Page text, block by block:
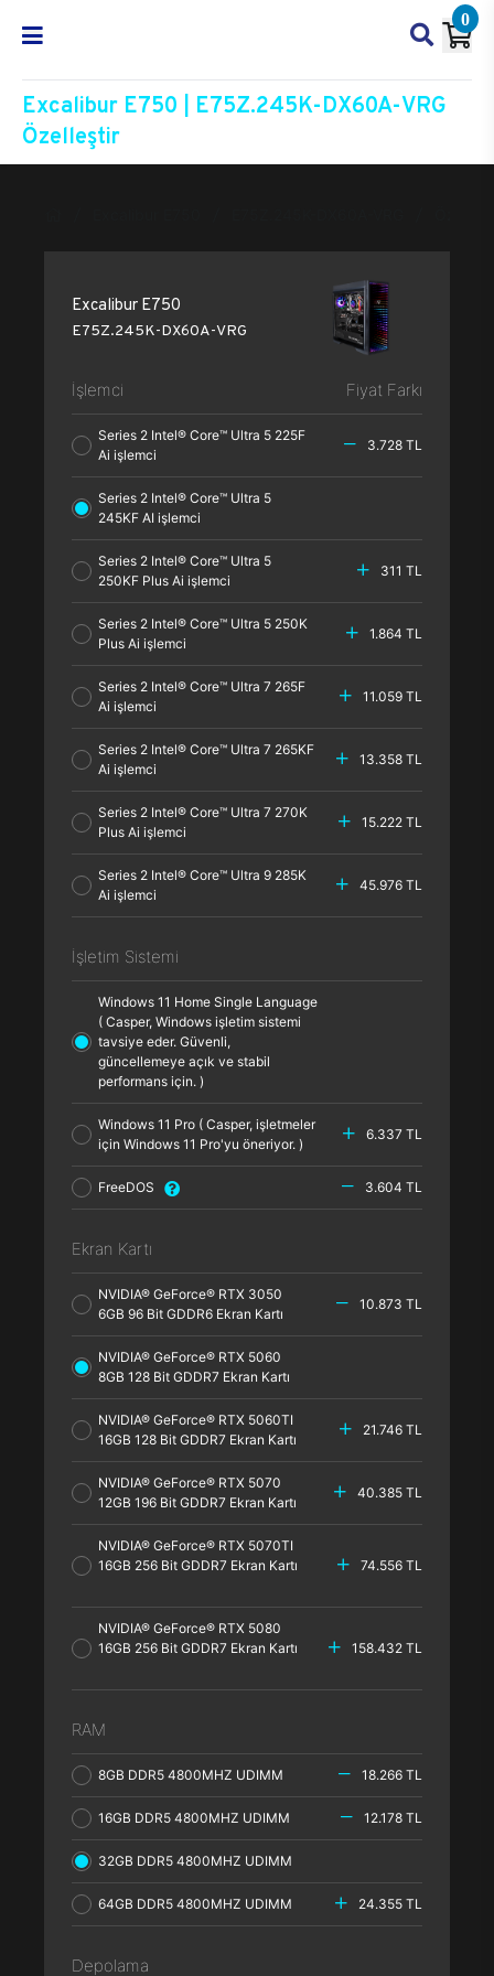
0
Excalibur E750 | E75Z.245K-DX60A-VRG
Özelleştir
Excalibur E750
E75Z.245K-DX60A-VRG
İşlemci Fiyat Farkı
Series 2 Intel® Core™ Ultra 5 225F
Ai işlemci
3.728 TL
Series 2 Intel® Core™ Ultra 5
245KF AI işlemci
Series 2 Intel® Core™ Ultra 5
250KF Plus Ai işlemci
311 TL
Series 2 Intel® Core™ Ultra 5 250K
Plus Ai işlemci
1.864 TL
Series 2 Intel® Core™ Ultra 7 265F
Ai işlemci
11.059 TL
Series 2 Intel® Core™ Ultra 7 265KF
Ai işlemci
13.358 TL
Series 2 Intel® Core™ Ultra 7 270K
Plus Ai işlemci
15.222 TL
Series 2 Intel® Core™ Ultra 9 285K
Ai işlemci
45.976 TL
İşletim Sistemi
Windows 11 Home Single Language
( Casper, Windows işletim sistemi
tavsiye eder. Güvenli,
güncellemeye açık ve stabil
performans için. )
Windows 11 Pro ( Casper, işletmeler
için Windows 11 Pro'yu öneriyor. )
6.337 TL
FreeDOS 3.604 TL
Ekran Kartı
NVIDIA® GeForce® RTX 3050
6GB 96 Bit GDDR6 Ekran Kartı
10.873 TL
NVIDIA® GeForce® RTX 5060
8GB 128 Bit GDDR7 Ekran Kartı
NVIDIA® GeForce® RTX 5060TI
16GB 128 Bit GDDR7 Ekran Kartı
21.746 TL
NVIDIA® GeForce® RTX 5070
12GB 196 Bit GDDR7 Ekran Kartı
40.385 TL
NVIDIA® GeForce® RTX 5070TI
16GB 256 Bit GDDR7 Ekran Kartı
74.556 TL
NVIDIA® GeForce® RTX 5080
16GB 256 Bit GDDR7 Ekran Kartı
158.432 TL
RAM
8GB DDR5 4800MHZ UDIMM 18.266 TL
16GB DDR5 4800MHZ UDIMM 12.178 TL
32GB DDR5 4800MHZ UDIMM
64GB DDR5 4800MHZ UDIMM 24.355 TL
Depolama